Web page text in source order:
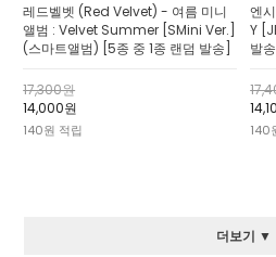
레드벨벳 (Red Velvet) - 여름 미니
앨범 : Velvet Summer [SMini Ver.]
(스마트앨범) [5종 중 1종 랜덤 발송]
17,300원
14,000원
140원 적립
엔
Y
발송]
140
더보기 ▼